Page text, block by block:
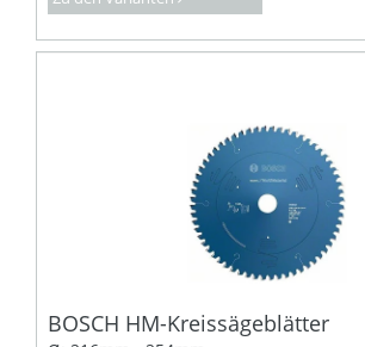
BOSCH HM-Kreissägeblätter